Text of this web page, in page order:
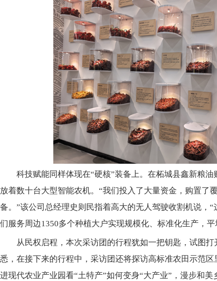
科技赋能同样体现在“硬核”装备上。在柘城县鑫新粮
放着数十台大型智能农机。“我们投入了大量资金，购置了
备。”该公司总经理史则民指着高大的无人驾驶收割机说，“
们服务周边1350多个种植大户实现规模化、标准化生产，
从民权启程，本次采访团的行程犹如一把钥匙，试图
悉，在接下来的行程中，采访团还将探访高标准农田示范
进现代农业产业园看“土特产”如何变身“大产业”，漫步和